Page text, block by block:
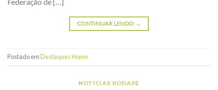
CONTINUAR LENDO →
Postado emDestaques Home
NOTÍCIAS RODAPÉ